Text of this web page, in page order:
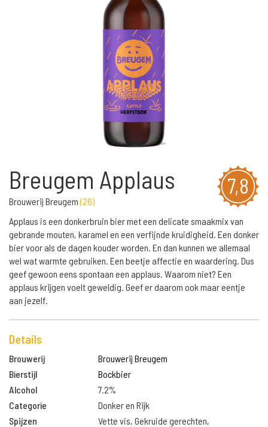
7,8
Breugem Applaus
Brouwerij Breugem(26)
Applaus is een donkerbruin bier met een delicate smaakmix van
gebrande mouten, karamel en een verfijnde kruidigheid. Een donker
bier voor als de dagen kouder worden. En dan kunnen we allemaal
wel wat warmte gebruiken. Een beetje affectie en waardering. Dus
geef gewoon eens spontaan een applaus. Waarom niet? Een
applaus krijgen voelt geweldig. Geef er daarom ook maar eentje
aan jezelf.
Details
Brouwerij
Brouwerij Breugem
Bierstijl
Bockbier
Alcohol
7.2%
Categorie
Donker en Rijk
Spijzen
Vette vis, Gekruide gerechten,